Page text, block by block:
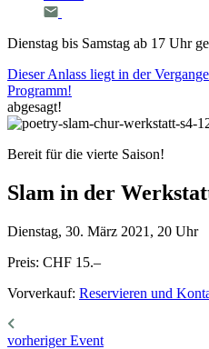
Dienstag bis Samstag ab 17 Uhr
Dieser Anlass liegt in der
Programm!
abgesagt!
Bereit für die vierte Saison!
Slam in der
Dienstag, 30. März 2021, 20 Uhr
Preis: CHF 15.–
Vorverkauf: Reservieren und
vorheriger Event